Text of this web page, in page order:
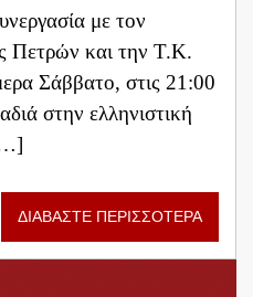
με τον
Πετρών και την Τ.Κ.
Σάββατο, στις 21:00
στην ελληνιστική
ΔΙΑΒΑΣΤΕ ΠΕΡΙΣΣΟΤΕΡΑ